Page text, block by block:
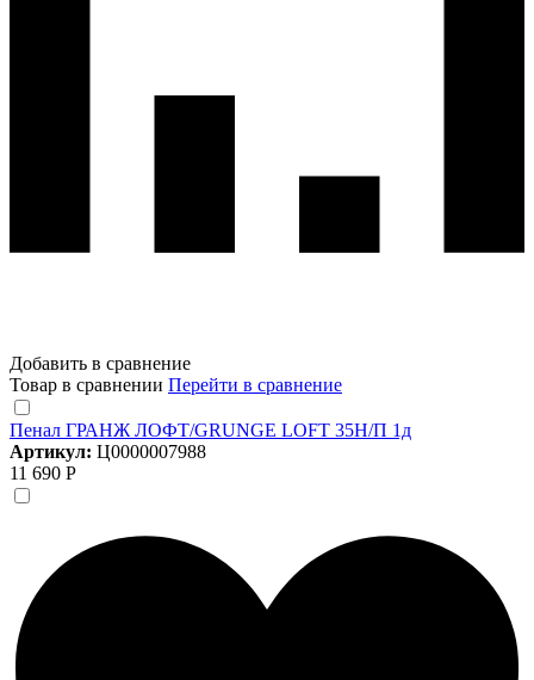
Добавить в сравнение
Товар в сравнении Перейти в сравнение
Пенал ГРАНЖ ЛОФТ/GRUNGE LOFT 35Н/П 1д
Артикул: Ц0000007988
11 690 Р